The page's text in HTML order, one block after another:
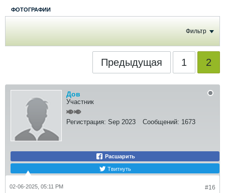
ФОТОГРАФИИ
Фильтр
Предыдущая 1 2
Дов
Участник
Регистрация: Sep 2023 Сообщений: 1673
Расшарить
Твитнуть
#16
02-06-2025, 05:11 PM